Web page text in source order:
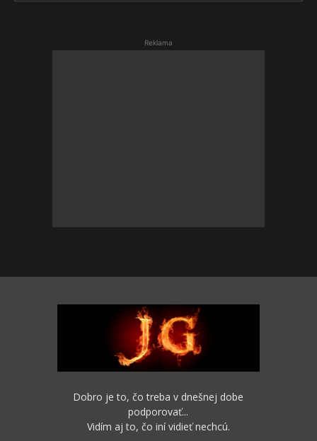
Reklama
Dobro je to, čo treba v dnešnej dobe
podporovať...
Vidím aj to, čo iní vidieť nechcú.